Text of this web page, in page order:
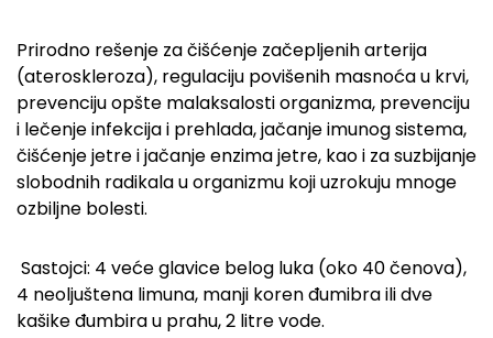
Prirodno rešenje za čišćenje začepljenih arterija
(ateroskleroza), regulaciju povišenih masnoća u krvi,
prevenciju opšte malaksalosti organizma, prevenciju
i lečenje infekcija i prehlada, jačanje imunog sistema,
čišćenje jetre i jačanje enzima jetre, kao i za suzbijanje
slobodnih radikala u organizmu koji uzrokuju mnoge
ozbiljne bolesti.
Sastojci: 4 veće glavice belog luka (oko 40 čenova),
4 neoljuštena limuna, manji koren đumibra ili dve
kašike đumbira u prahu, 2 litre vode.